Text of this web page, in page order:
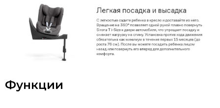
Функции